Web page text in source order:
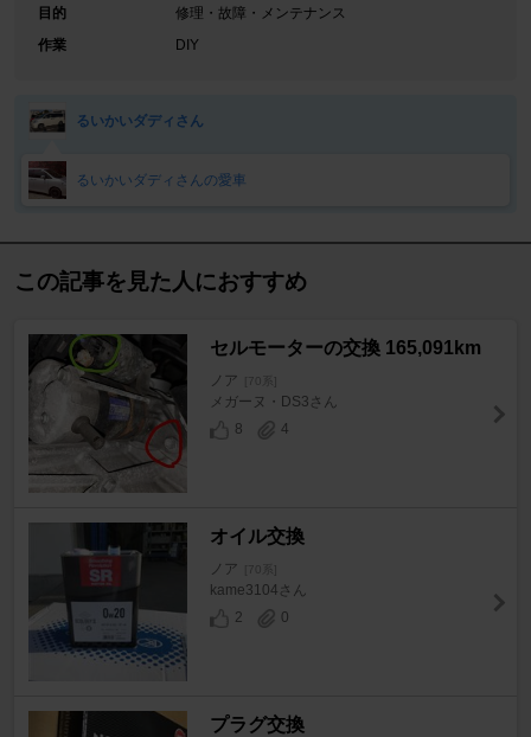
目的
修理・故障・メンテナンス
作業
DIY
るいかいダディさん
るいかいダディさんの愛車
この記事を見た人におすすめ
セルモーターの交換 165,091km
ノア [70系]
メガーヌ・DS3さん
8
4
オイル交換
ノア [70系]
kame3104さん
2
0
プラグ交換